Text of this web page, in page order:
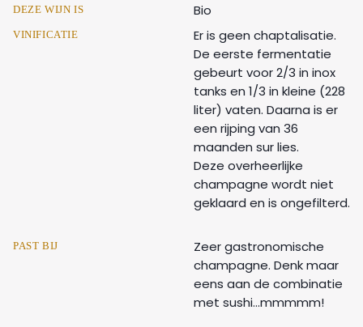
DEZE WIJN IS Bio
VINIFICATIE
Er is geen chaptalisatie.
De eerste fermentatie
gebeurt voor 2/3 in inox
tanks en 1/3 in kleine (228
liter) vaten. Daarna is er
een rijping van 36
maanden sur lies.
Deze overheerlijke
champagne wordt niet
geklaard en is ongefilterd.
PAST BIJ
Zeer gastronomische
champagne. Denk maar
eens aan de combinatie
met sushi...mmmmm!